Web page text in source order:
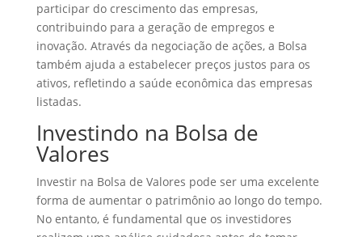
participar do crescimento das empresas,
contribuindo para a geração de empregos e
inovação. Através da negociação de ações, a Bolsa
também ajuda a estabelecer preços justos para os
ativos, refletindo a saúde econômica das empresas
listadas.
Investindo na Bolsa de
Valores
Investir na Bolsa de Valores pode ser uma excelente
forma de aumentar o patrimônio ao longo do tempo.
No entanto, é fundamental que os investidores